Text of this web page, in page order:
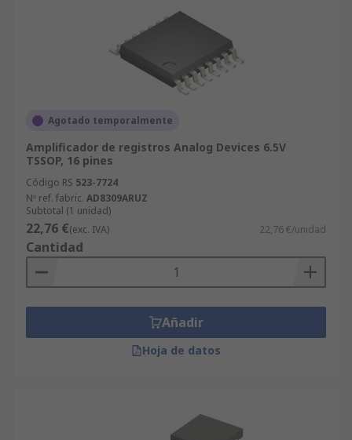
Agotado temporalmente
Amplificador de registros Analog Devices 6.5V
TSSOP, 16 pines
Código RS 523-7724
Nº ref. fabric. AD8309ARUZ
Subtotal (1 unidad)
22,76 €(exc. IVA) 22,76 €/unidad
Cantidad
Añadir
Hoja de datos